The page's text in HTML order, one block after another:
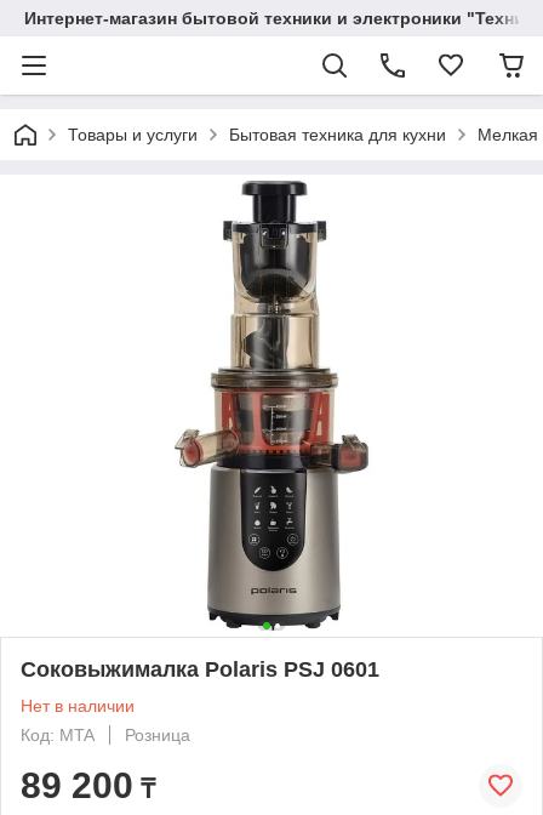
Интернет-магазин бытовой техники и электроники
Товары и услуги Бытовая техника для кухни Мелкая
Соковыжималка Polaris PSJ 0601
Нет в наличии
Код: MTA
Розница
89 200 ₸